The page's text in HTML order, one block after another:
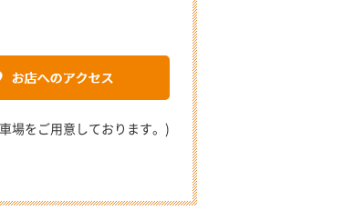
場をご用意しております。)